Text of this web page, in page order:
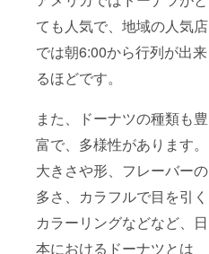
ても人気で、地域の人気店
では朝6:00から行列が出来
るほどです。
また、ドーナツの種類も豊
富で、多様性があります。
大きさや形、フレーバーの
多さ、カラフルで目を引く
カラーリングなどなど、日
本におけるドーナツとは